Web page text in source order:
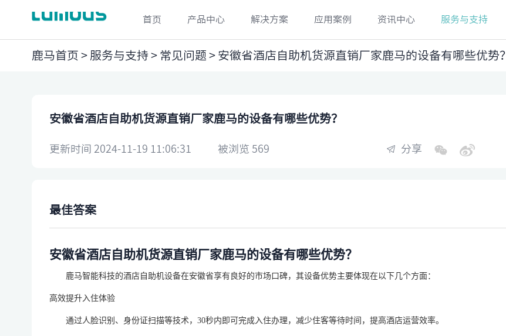
首页 产品中心 解决方案 应用案例 资讯中心 服务与支持
鹿马首页 > 服务与支持 > 常见问题 > 安徽省酒店自助机货源直销厂家鹿马的设备有哪些优势？
安徽省酒店自助机货源直销厂家鹿马的设备有哪些优势？
更新时间 2024-11-19 11:06:31 被浏览 569 分享
最佳答案
安徽省酒店自助机货源直销厂家鹿马的设备有哪些优势？
鹿马智能科技的酒店自助机设备在安徽省享有良好的市场口碑，其设备优势主要体现在以下几个方面：
高效提升入住体验
通过人脸识别、身份证扫描等技术， 30秒内即可完成入住办理，减少住客等待时间，提高酒店运营效率。